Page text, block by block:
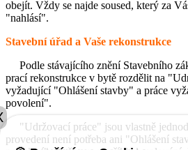
obejít. Vždy se najde soused, který za
"nahlásí".
Stavební úřad a Vaše rekonstrukce
Podle stávajícího znění Stavebního
prací rekonstrukce v bytě rozdělit na
vyžadující "Ohlášení stavby" a práce
povolení".
"Udržovací práce" jsou vlastně
provedení není potřeba ani "Ohlášení